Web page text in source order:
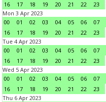
16
17 18 19 20 21 22
23
Mon 3 Apr 2023
00
01 02 03 04 05 06 07
16
17 18 19 20 21 22
23
Tue 4 Apr 2023
00
01 02 03 04 05 06 07
16
17 18 19 20 21 22
23
Wed 5 Apr 2023
00
01 02 03 04 05 06 07
16
17 18 19 20 21 22
23
Thu 6 Apr 2023